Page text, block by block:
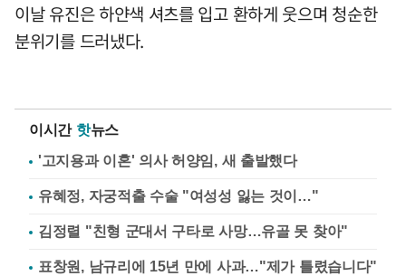
이날 유진은 하얀색 셔츠를 입고 환하게 웃으며 청순한
분위기를 드러냈다.
이시간 핫뉴스
'고지용과 이혼' 의사 허양임, 새 출발했다
유혜정, 자궁적출 수술 "여성성 잃는 것이…"
김정렬 "친형 군대서 구타로 사망…유골 못 찾아"
표창원, 남규리에 15년 만에 사과…"제가 틀렸습니다"